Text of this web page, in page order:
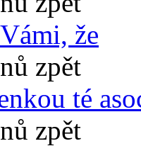
že
zpět
té
zpět